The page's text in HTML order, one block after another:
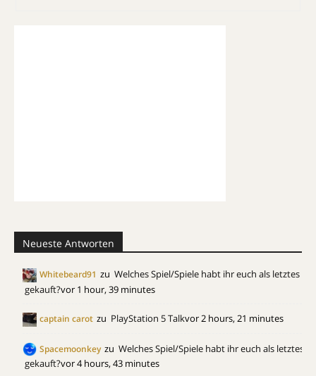
Neueste Antworten
Whitebeard91 zu Welches Spiel/Spiele habt ihr euch als letztes
gekauft?vor 1 hour, 39 minutes
captain carot zu PlayStation 5 Talkvor 2 hours, 21 minutes
Spacemoonkey zu Welches Spiel/Spiele habt ihr euch als letztes
gekauft?vor 4 hours, 43 minutes